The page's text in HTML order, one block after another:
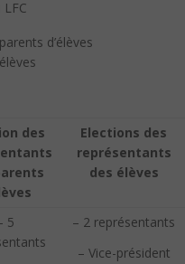
d’élèves
des
Elections des
représentants
des élèves
5
– 2 représentants
– Vice-président